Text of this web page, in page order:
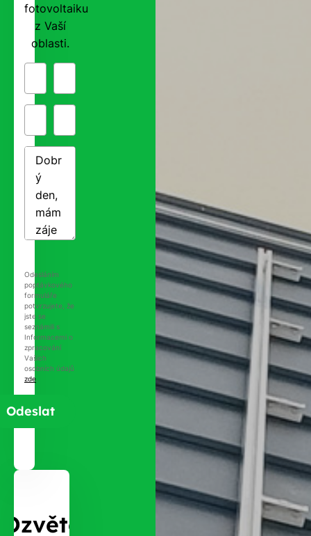
Ozvěte
fotovoltaiku
z Vaší
oblasti.
Odesláním
poptávkového
formuláře
potvrzujete, že
jste se
seznámili s
Informacemi o
zpracování
Vašich
osobních údajů
zde